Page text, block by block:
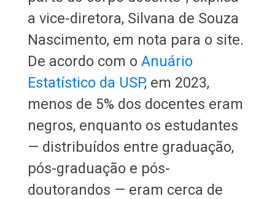
a vice-diretora, Silvana de Souza
Nascimento, em nota para o site.
De acordo com o Anuário
Estatístico da USP, em 2023,
menos de 5% dos docentes eram
negros, enquanto os estudantes
— distribuídos entre graduação,
pós-graduação e pós-
doutorandos — eram cerca de